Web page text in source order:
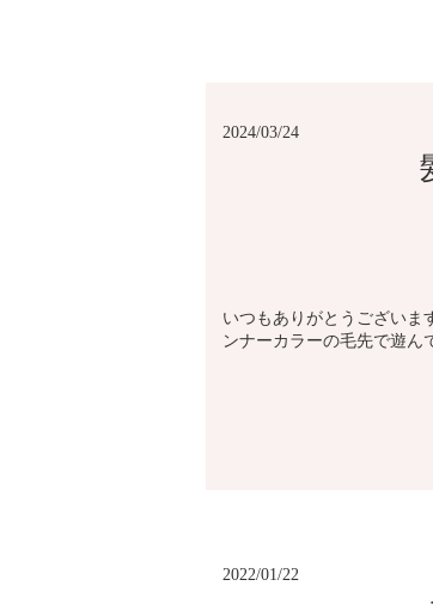
2024/03/24
いつもありがとうございま
ンナーカラーの毛先で遊
2022/01/22